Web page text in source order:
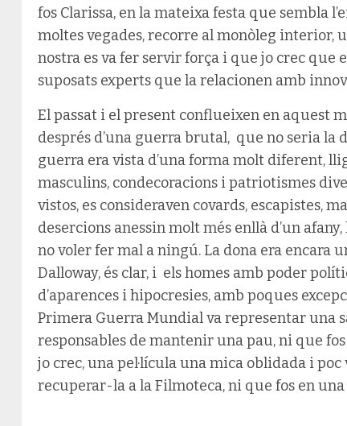
fos Clarissa, en la mateixa festa que sembla
moltes vegades, recorre al monòleg interior,
nostra es va fer servir força i que jo crec que
suposats experts que la relacionen amb
El passat i el present conflueixen en aquest
després d’una guerra brutal, que no seria la
guerra era vista d’una forma molt diferent,
masculins, condecoracions i patriotismes
vistos, es consideraven covards, escapistes,
desercions anessin molt més enllà d’un
no voler fer mal a ningú. La dona era encara
Dalloway, és clar, i els homes amb poder
d’aparences i hipocresies, amb poques
Primera Guerra Mundial va representar una
responsables de mantenir una pau, ni que
jo crec, una pel·lícula una mica oblidada i
recuperar-la a la Filmoteca, ni que fos en una